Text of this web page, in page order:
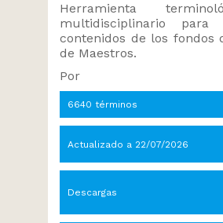
Herramienta
multidisciplinario
contenidos de los fondos
de Maestros.
Por
6640 términos
Actualizado a 22/07/2026
Descargas